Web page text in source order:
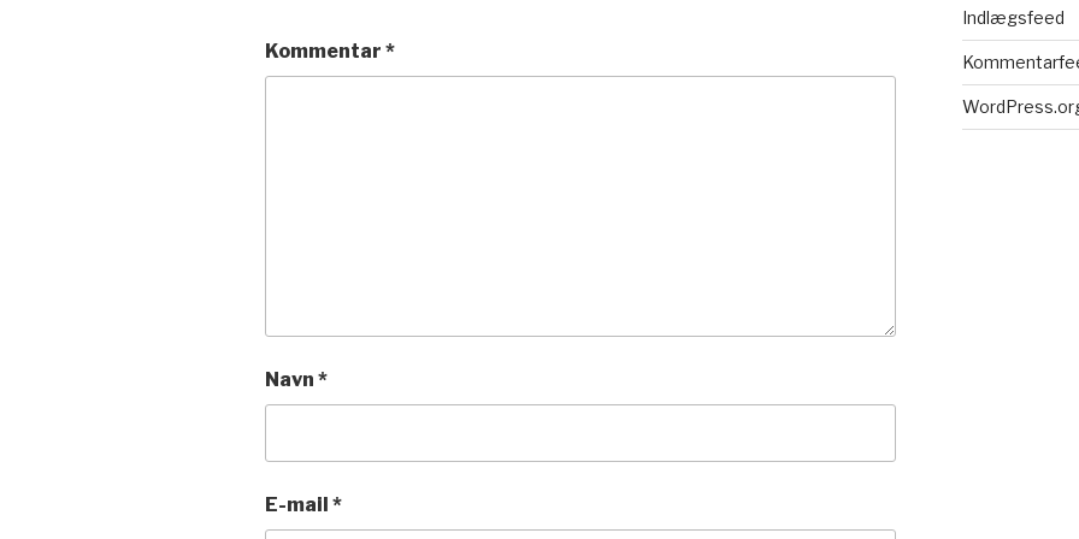
Kommentar *
Navn *
E-mail *
Indlægsfeed